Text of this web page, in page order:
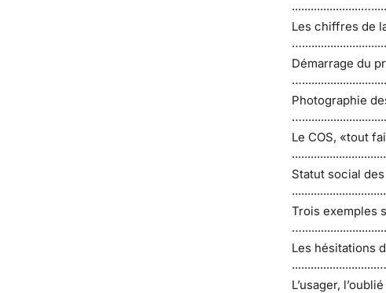
Les chiffres de
Démarrage du
Photographie
Le COS, «tout
Statut social
Trois exemples
Les hésitations
L’usager,